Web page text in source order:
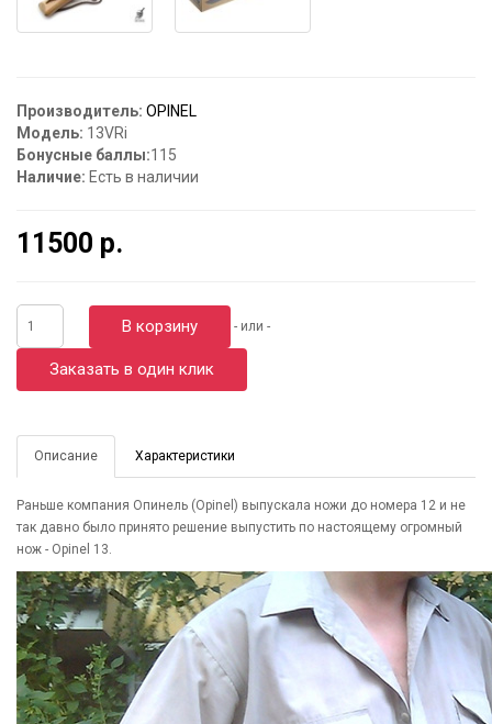
Производитель: OPINEL
Модель: 13VRi
Бонусные баллы:115
Наличие: Есть в наличии
11500 р.
В корзину - или -
Заказать в один клик
Описание Характеристики
Раньше компания Опинель (Opinel) выпускала ножи до номера 12 и не
так давно было принято решение выпустить по настоящему огромный
нож - Opinel 13.